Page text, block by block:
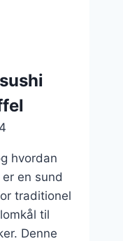
hvordan
en sund
traditionel
til
Denne